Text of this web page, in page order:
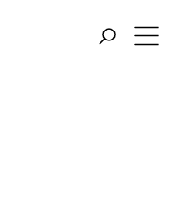
Menü